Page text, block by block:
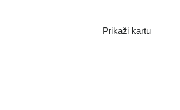
Prikaži kartu